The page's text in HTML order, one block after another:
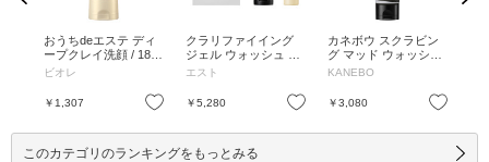
お気に入り
おうちdeエステ ディ
ープクレイ洗顔 / 180g
/ リフレッシュアロマ
ビオレ
￥1,307 お気に入り
クラリファイイング
ジェル ウォッシュ ME
D リミテッドセットa
30ml
エスト
￥5,280 お気に入り
カネボウ スクラビン
グ マッド ウォッシュ
/ フルーティーフロー
KANEBO
￥3,080
このカテゴリのランキングをもっとみる